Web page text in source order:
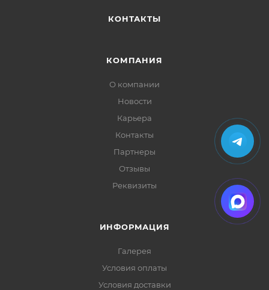
КОНТАКТЫ
КОМПАНИЯ
О компании
Новости
Карьера
Контакты
Партнеры
Отзывы
Реквизиты
ИНФОРМАЦИЯ
Галерея
Условия оплаты
Условия доставки